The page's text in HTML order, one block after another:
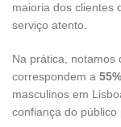
maioria dos clientes
serviço atento.
Na prática, notamos
correspondem a 55%
masculinos em
confiança do